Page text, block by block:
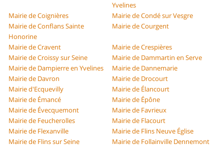
Yvelines
Mairie de Coignières
Mairie de Condé sur Vesgre
Mairie de Conflans Sainte
Honorine
Mairie de Courgent
Mairie de Cravent
Mairie de Crespières
Mairie de Croissy sur Seine
Mairie de Dammartin en Serve
Mairie de Dampierre en Yvelines
Mairie de Dannemarie
Mairie de Davron
Mairie de Drocourt
Mairie d'Ecquevilly
Mairie de Élancourt
Mairie de Émancé
Mairie de Épône
Mairie de Évecquemont
Mairie de Favrieux
Mairie de Feucherolles
Mairie de Flacourt
Mairie de Flexanville
Mairie de Flins Neuve Église
Mairie de Flins sur Seine
Mairie de Follainville Dennemont